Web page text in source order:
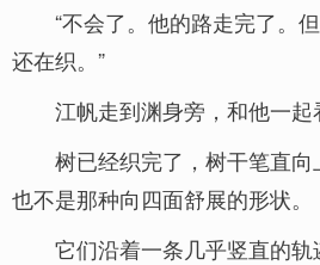
“不会了。他的路走完了。
还在织。”
江帆走到渊身旁，和他一起
树已经织完了，树干笔直
也不是那种向四面舒展的形状。
它们沿着一条几乎竖直的